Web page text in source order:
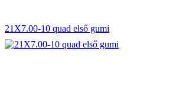
21X7.00-10 quad első gumi